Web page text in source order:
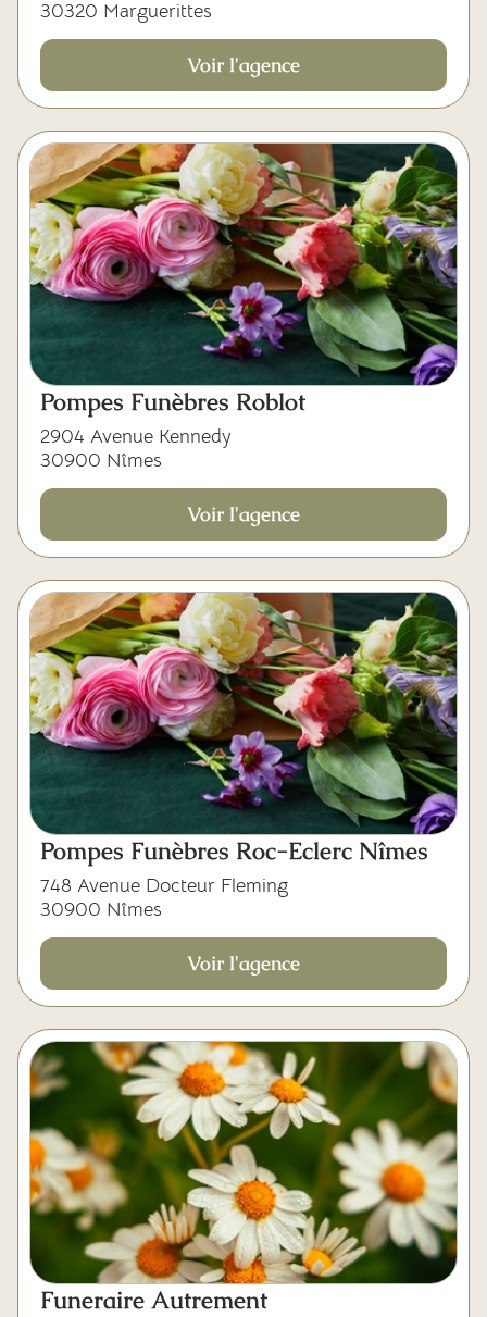
30320 Marguerittes
Voir l'agence
Pompes Funèbres Roblot
2904 Avenue Kennedy
30900 Nîmes
Voir l'agence
Pompes Funèbres Roc-Eclerc Nîmes
748 Avenue Docteur Fleming
30900 Nîmes
Voir l'agence
Funeraire Autrement